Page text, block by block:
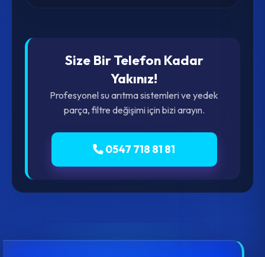
Size Bir Telefon Kadar
Yakınız!
Profesyonel su arıtma sistemleri ve yedek
parça, filtre değişimi için bizi arayın.
0547 718 81 81